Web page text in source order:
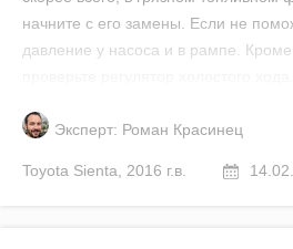
начните с его замены. Если не
давление у насоса и в рампе. Кроме
Эксперт: Роман Красинец
Toyota Sienta 2016 г.в.